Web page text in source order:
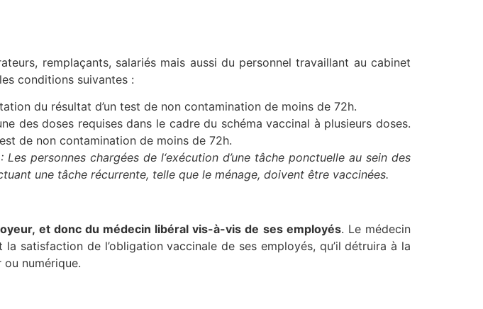
remplaçants, salariés mais aussi du personnel travaillant au cabinet
conditions suivantes :
du résultat d’un test de non contamination de moins de 72h.
des doses requises dans le cadre du schéma vaccinal à plusieurs doses.
de non contamination de moins de 72h.
Les personnes chargées de l‘exécution d’une tâche ponctuelle au sein des
une tâche récurrente, telle que le ménage, doivent être vaccinées.
et donc du médecin libéral vis-à-vis de ses employés. Le médecin
satisfaction de l’obligation vaccinale de ses employés, qu’il détruira à la
numérique.